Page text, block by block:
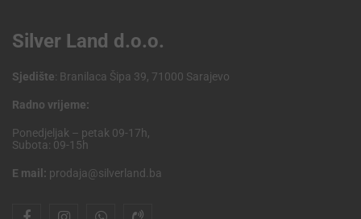
Silver Land d.o.o.
Sjedište: Branilaca Šipa 39, 71000 Sarajevo
Radno vrijeme:
Ponedjeljak – petak 09-17h,
Subota: 09-15h
E mail: prodaja@silverland.ba